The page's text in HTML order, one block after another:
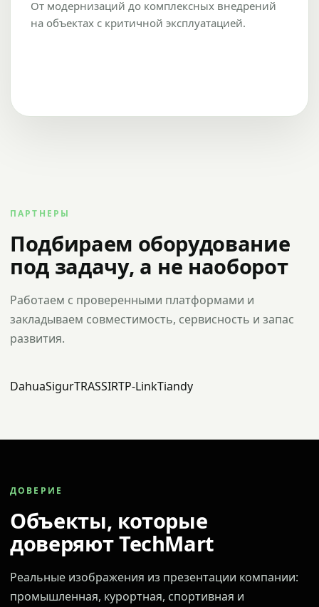
От модернизаций до комплексных внедрений
на объектах с критичной эксплуатацией.
ПАРТНЕРЫ
Подбираем оборудование
под задачу, а не наоборот
Работаем с проверенными платформами и
закладываем совместимость, сервисность и запас
развития.
DahuaSigurTRASSIRTP-LinkTiandy
ДОВЕРИЕ
Объекты, которые
доверяют TechMart
Реальные изображения из презентации компании:
промышленная, курортная, спортивная и